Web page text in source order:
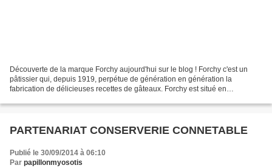
Découverte de la marque Forchy aujourd'hui sur le blog ! Forchy c'est un
pâtissier qui, depuis 1919, perpétue de génération en génération la
fabrication de délicieuses recettes de gâteaux. Forchy est situé en
PARTENARIAT CONSERVERIE CONNETABLE
Publié le 30/09/2014 à 06:10
Par papillonmyosotis